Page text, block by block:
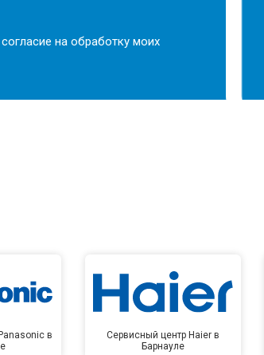
на обработку моих
в
Сервисный центр Haier в
Барнауле